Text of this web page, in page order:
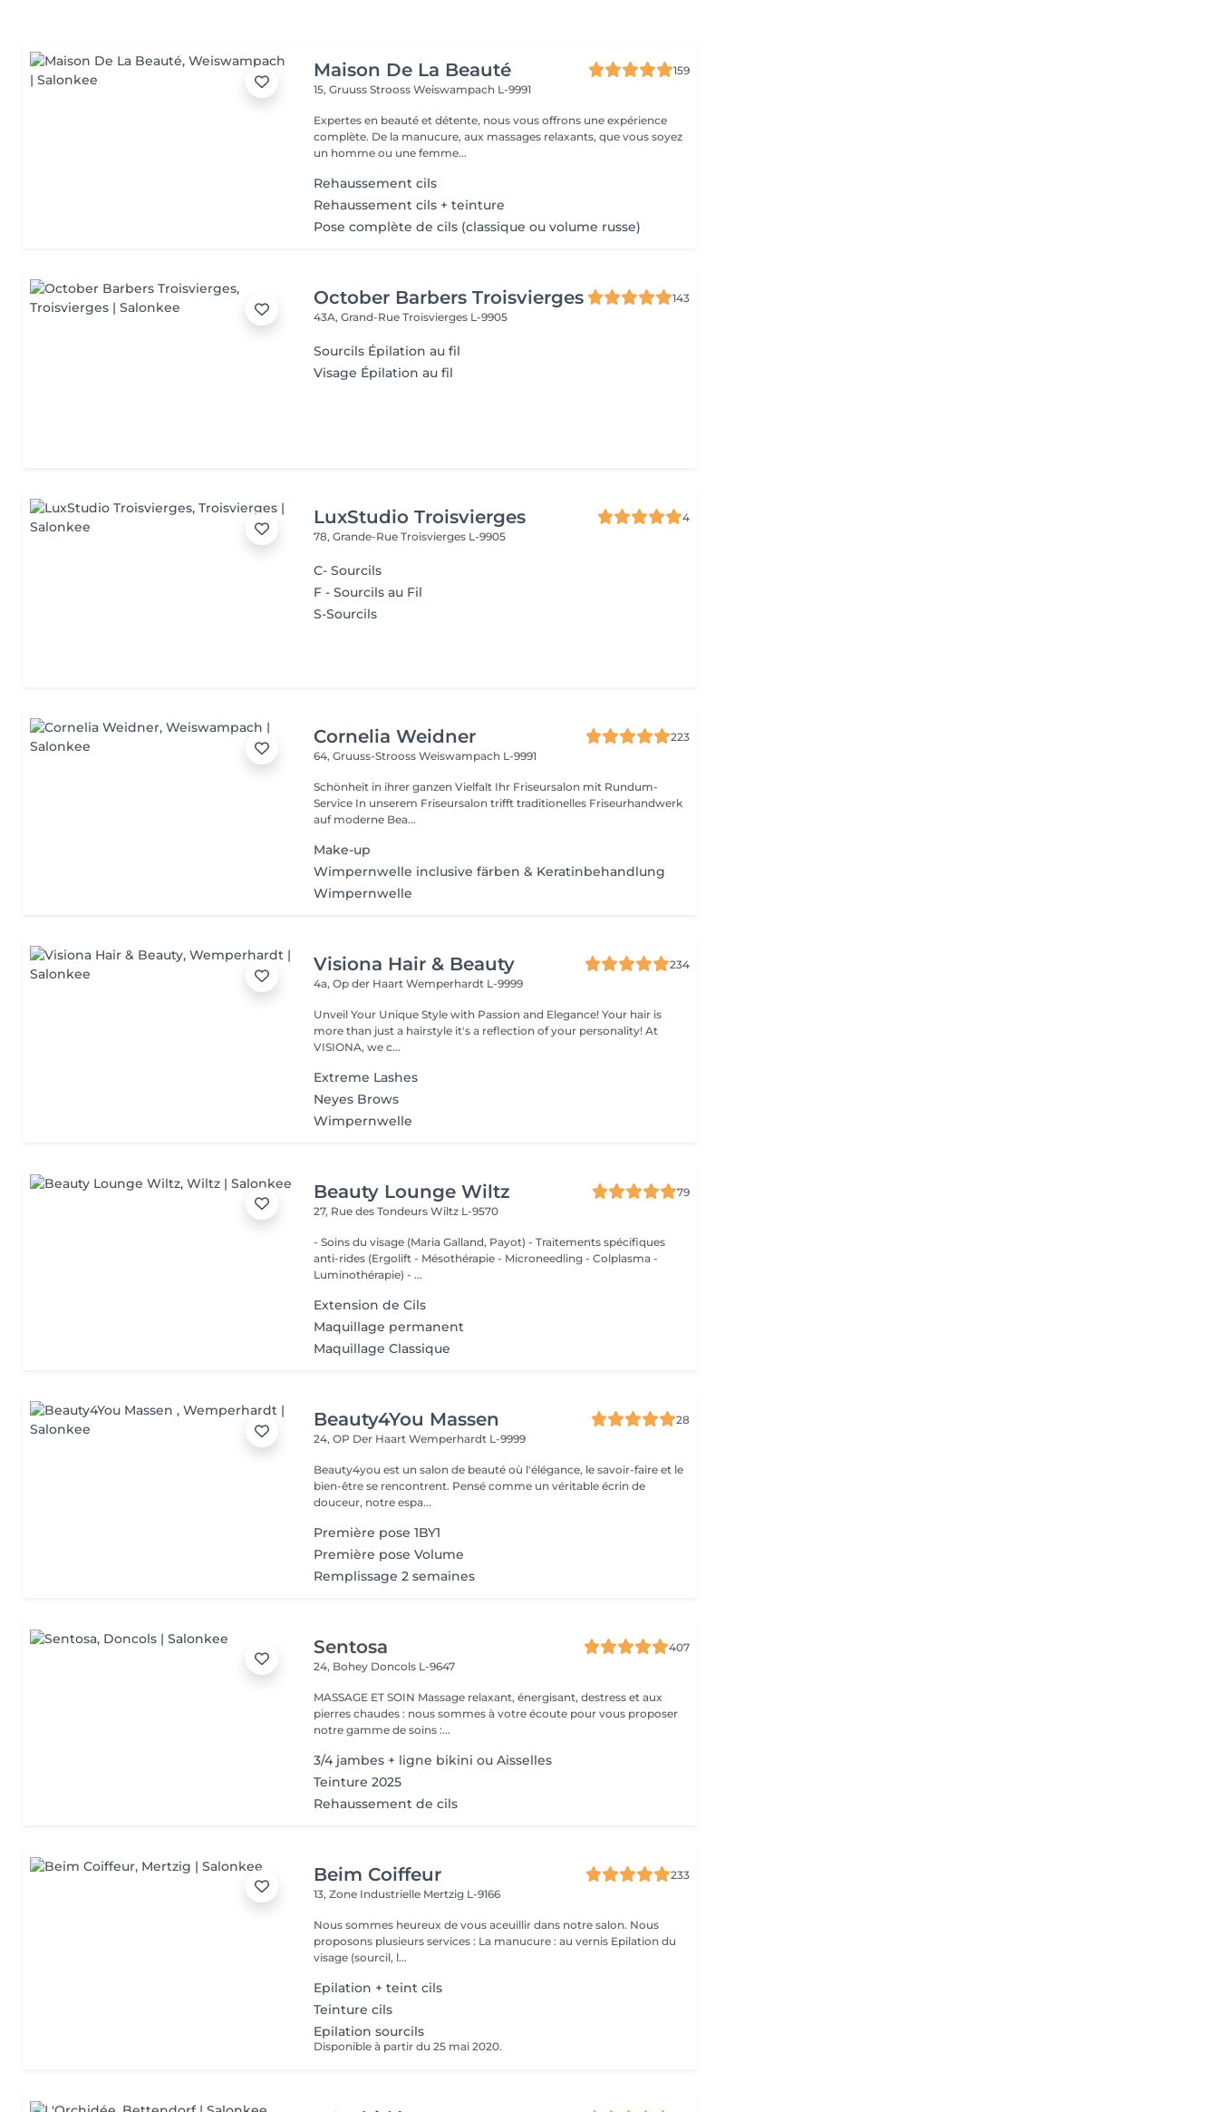
Maison De La Beauté
159
15, Gruuss StroossWeiswampach L-9991
Expertes en beauté et détente, nous vous offrons une expérience
complète. De la manucure, aux massages relaxants, que vous soyez
un homme ou une femme...
Rehaussement cils
Rehaussement cils + teinture
Pose complète de cils (classique ou volume russe)
October Barbers Troisvierges
143
43A, Grand-RueTroisvierges L-9905
Sourcils Épilation au fil
Visage Épilation au fil
LuxStudio Troisvierges
4
78, Grande-RueTroisvierges L-9905
C- Sourcils
F - Sourcils au Fil
S-Sourcils
Cornelia Weidner
223
64, Gruuss-StroossWeiswampach L-9991
Schönheit in ihrer ganzen Vielfalt Ihr Friseursalon mit Rundum-
Service In unserem Friseursalon trifft traditionelles Friseurhandwerk
auf moderne Bea...
Make-up
Wimpernwelle inclusive färben & Keratinbehandlung
Wimpernwelle
Visiona Hair & Beauty
234
4a, Op der HaartWemperhardt L-9999
Unveil Your Unique Style with Passion and Elegance! Your hair is
more than just a hairstyle it's a reflection of your personality! At
VISIONA, we c...
Extreme Lashes
Neyes Brows
Wimpernwelle
Beauty Lounge Wiltz
79
27, Rue des TondeursWiltz L-9570
- Soins du visage (Maria Galland, Payot) - Traitements spécifiques
anti-rides (Ergolift - Mésothérapie - Microneedling - Colplasma -
Luminothérapie) - ...
Extension de Cils
Maquillage permanent
Maquillage Classique
Beauty4You Massen
28
24, OP Der HaartWemperhardt L-9999
Beauty4you est un salon de beauté où l'élégance, le savoir-faire et le
bien-être se rencontrent. Pensé comme un véritable écrin de
douceur, notre espa...
Première pose 1BY1
Première pose Volume
Remplissage 2 semaines
Sentosa
407
24, Bohey Doncols L-9647
MASSAGE ET SOIN Massage relaxant, énergisant, destress et aux
pierres chaudes : nous sommes à votre écoute pour vous proposer
notre gamme de soins :...
3/4 jambes + ligne bikini ou Aisselles
Teinture 2025
Rehaussement de cils
Beim Coiffeur
233
13, Zone Industrielle Mertzig L-9166
Nous sommes heureux de vous aceuillir dans notre salon. Nous
proposons plusieurs services : La manucure : au vernis Epilation du
visage (sourcil, l...
Epilation + teint cils
Teinture cils
Epilation sourcils
Disponible à partir du 25 mai 2020.